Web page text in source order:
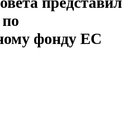
фонду ЕС